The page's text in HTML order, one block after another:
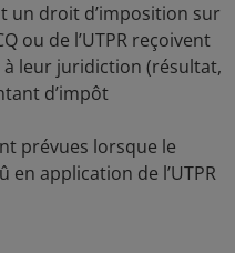
un droit d’imposition sur
ou de l’UTPR reçoivent
leur juridiction (résultat,
d’impôt
prévues lorsque le
en application de l’UTPR